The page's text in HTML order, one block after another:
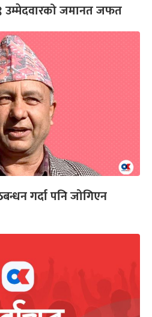
उम्मेदवारको जमानत जफत
गर्दा पनि जोगिएन